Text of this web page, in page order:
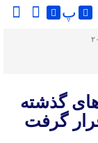
پ
گذشته
گرفت